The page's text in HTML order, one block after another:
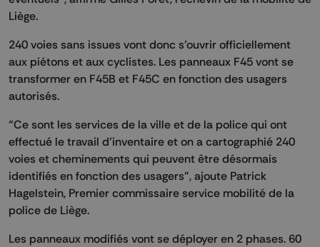
Liège.
240 voies sans issues vont donc s’ouvrir officiellement
aux piétons et aux cyclistes. Les panneaux F45 vont se
transformer en F45B et F45C en fonction des usagers
autorisés.
“Ce sont les services de la ville et de la police qui ont
effectué le travail d’inventaire et on a cartographié 240
voies et cheminements qui peuvent être désormais
identifiés en fonction des usagers”, ajoute Patrick
Hagelstein, Premier commissaire service mobilité de la
police de Liège.
Les panneaux modifiés vont se déployer en 2 phases. 60